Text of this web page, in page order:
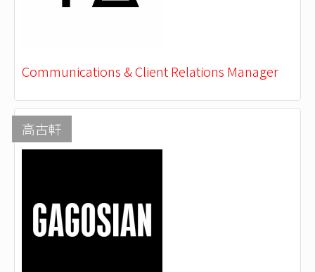
Communications & Client Relations Manager
高古軒